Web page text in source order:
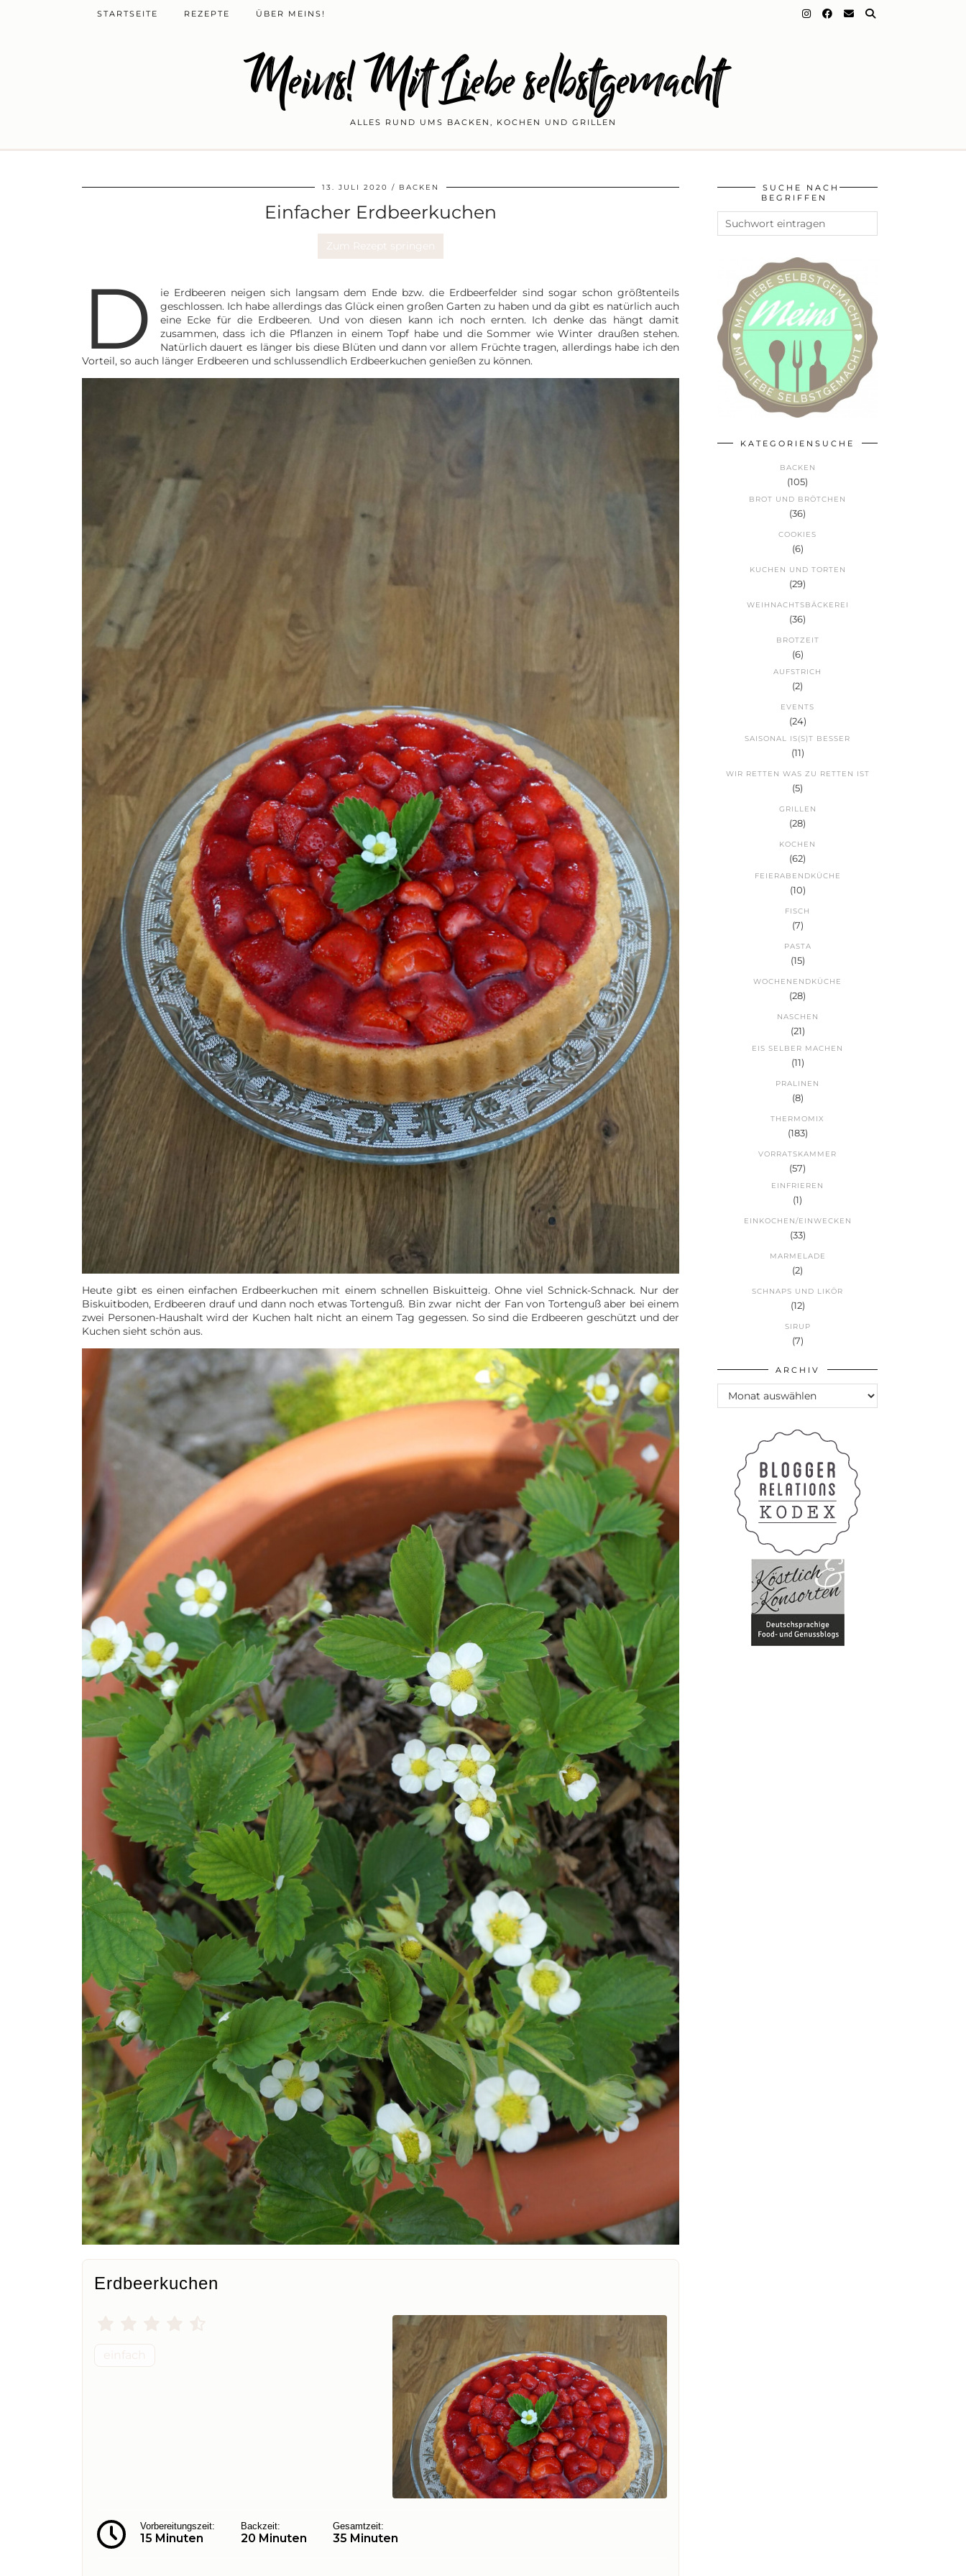
Meins! Mit Liebe selbstgemacht
ALLES RUND UMS BACKEN, KOCHEN UND GRILLEN
STARTSEITE REZEPTE ÜBER MEINS!
13. JULI 2020 BACKEN
Einfacher Erdbeerkuchen
Zum Rezept springen
D
ie Erdbeeren neigen sich langsam dem Ende bzw. die Erdbeerfelder sind sogar schon größtenteils
geschlossen. Ich habe allerdings das Glück einen großen Garten zu haben und da gibt es natürlich auch
eine Ecke für die Erdbeeren. Und von diesen kann ich noch ernten. Ich denke das hängt damit
zusammen, dass ich die Pflanzen in einem Topf habe und die Sommer wie Winter draußen stehen.
Natürlich dauert es länger bis diese Blüten und dann vor allem Früchte tragen, allerdings habe ich den
Vorteil, so auch länger Erdbeeren und schlussendlich Erdbeerkuchen genießen zu können.
Heute gibt es einen einfachen Erdbeerkuchen mit einem schnellen Biskuitteig. Ohne viel Schnick-Schnack. Nur der
Biskuitboden, Erdbeeren drauf und dann noch etwas Tortenguß. Bin zwar nicht der Fan von Tortenguß aber bei einem
zwei Personen-Haushalt wird der Kuchen halt nicht an einem Tag gegessen. So sind die Erdbeeren geschützt und der
Kuchen sieht schön aus.
Erdbeerkuchen
einfach
Vorbereitungszeit:
15 Minuten
Backzeit:
20 Minuten
Gesamtzeit:
35 Minuten
SUCHE NACH
BEGRIFFEN
KATEGORIENSUCHE
BACKEN
(105)
BROT UND BRÖTCHEN
(36)
COOKIES
(6)
KUCHEN UND TORTEN
(29)
WEIHNACHTSBÄCKEREI
(36)
BROTZEIT
(6)
AUFSTRICH
(2)
EVENTS
(24)
SAISONAL IS(S)T BESSER
(11)
WIR RETTEN WAS ZU RETTEN IST
(5)
GRILLEN
(28)
KOCHEN
(62)
FEIERABENDKÜCHE
(10)
FISCH
(7)
PASTA
(15)
WOCHENENDKÜCHE
(28)
NASCHEN
(21)
EIS SELBER MACHEN
(11)
PRALINEN
(8)
THERMOMIX
(183)
VORRATSKAMMER
(57)
EINFRIEREN
(1)
EINKOCHEN/EINWECKEN
(33)
MARMELADE
(2)
SCHNAPS UND LIKÖR
(12)
SIRUP
(7)
ARCHIV
Archiv